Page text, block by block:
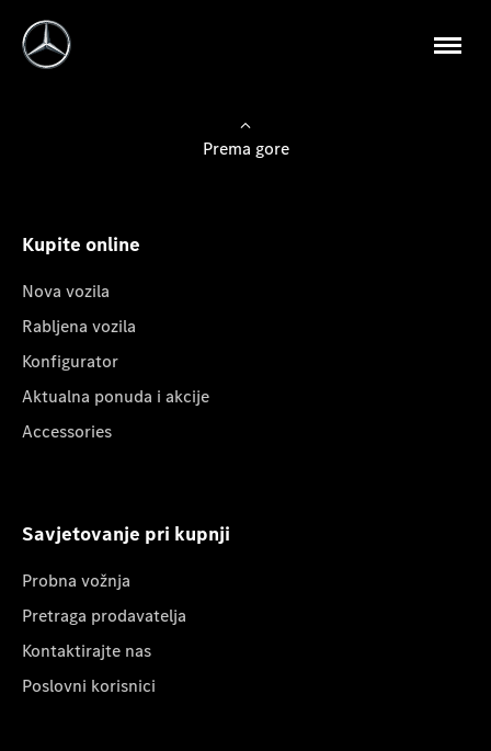
Prema gore
Kupite online
Nova vozila
Rabljena vozila
Konfigurator
Aktualna ponuda i akcije
Accessories
Savjetovanje pri kupnji
Probna vožnja
Pretraga prodavatelja
Kontaktirajte nas
Poslovni korisnici